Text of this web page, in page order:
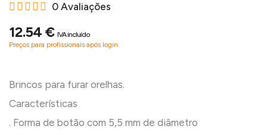
0 Avaliações
12.54 € IVA incluído
Preços para profissionais após login
Brincos para furar orelhas.
Características
. Forma de botão com 5,5 mm de diâmetro